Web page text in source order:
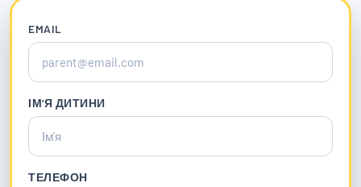
EMAIL
ІМʼЯ ДИТИНИ
ТЕЛЕФОН